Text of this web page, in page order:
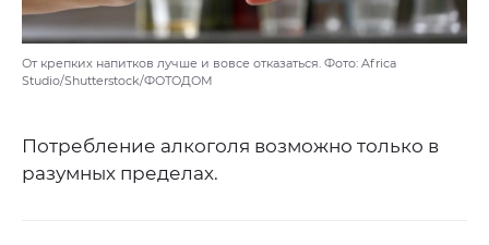
От крепких напитков лучше и вовсе отказаться. Фото: Africa
Studio/Shutterstock/ФОТОДОМ
Потребление алкоголя возможно только в
разумных пределах.